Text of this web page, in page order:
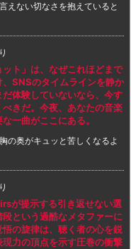
えない切なさを抱えていると
ト」は、なぜこれほどまで
SNSのタイムラインを静か
体験していないなら、今す
きだ。今夜、あなたの音楽
一曲がここにある。
の奥がキュッと苦しくなるよ
が提示する引き返せない選
という過酷なメタファーに
の旋律は、聴く者の心を鋭
力の頂点を示す圧巻の衝撃